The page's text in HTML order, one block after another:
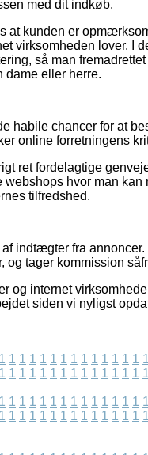
med dit indkøb.
at kunden er
virksomheden lover. I
så man
dame eller herre.
habile chancer for at
online forretningens
ret fordelagtige
hvor man
tilfredshed.
indtægter fra
og tager kommission
og internet
siden vi nyligst
1 1 1 1 1 1 1 1 1 1 1 1 1 1 1
1 1 1 1 1 1 1 1 1 1 1 1 1 1 1
1 1 1 1 1 1 1 1 1 1 1 1 1 1 1
1 1 1 1 1 1 1 1 1 1 1 1 1 1 1